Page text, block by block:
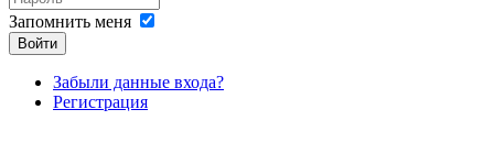
Запомнить меня
Войти
Забыли данные входа?
Регистрация